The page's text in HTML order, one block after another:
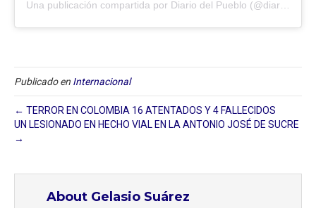
Publicado en Internacional
← TERROR EN COLOMBIA 16 ATENTADOS Y 4 FALLECIDOS
UN LESIONADO EN HECHO VIAL EN LA ANTONIO JOSÉ DE SUCRE
→
About Gelasio Suárez